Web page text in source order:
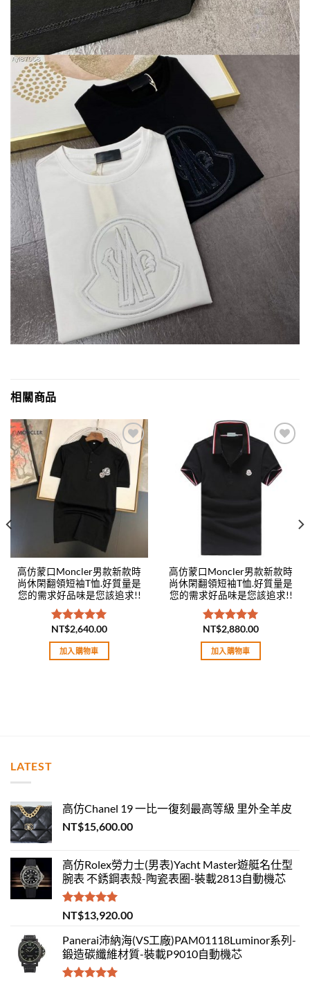
相關商品
Add to
wishlist
高仿蒙口Moncler男款新款時
尚休閑翻領短袖T恤.好質量是
您的需求好品味是您該追求!!
評分5.00
滿分 5
NT$2,640.00
加入購物車
Add to
wishlist
高仿蒙口Moncler男款新款時
尚休閑翻領短袖T恤.好質量是
您的需求好品味是您該追求!!
評分5.00
滿分 5
NT$2,880.00
加入購物車
LATEST
高仿Chanel 19 一比一復刻最高等級 里外全羊皮
NT$15,600.00
高仿Rolex勞力士(男表)Yacht Master遊艇名仕型
腕表 不銹鋼表殼-陶瓷表圈-裝載2813自動機芯
評分5.00
滿分 5
NT$13,920.00
Panerai沛納海(VS工廠)PAM01118Luminor系列-
鍛造碳纖維材質-裝載P9010自動機芯